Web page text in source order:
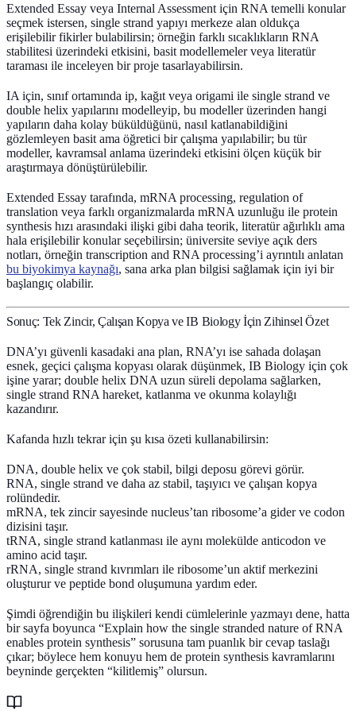
Extended Essay veya Internal Assessment için RNA temelli konular
seçmek istersen, single strand yapıyı merkeze alan oldukça
erişilebilir fikirler bulabilirsin; örneğin farklı sıcaklıkların RNA
stabilitesi üzerindeki etkisini, basit modellemeler veya literatür
taraması ile inceleyen bir proje tasarlayabilirsin.
IA için, sınıf ortamında ip, kağıt veya origami ile single strand ve
double helix yapılarını modelleyip, bu modeller üzerinden hangi
yapıların daha kolay büküldüğünü, nasıl katlanabildiğini
gözlemleyen basit ama öğretici bir çalışma yapılabilir; bu tür
modeller, kavramsal anlama üzerindeki etkisini ölçen küçük bir
araştırmaya dönüştürülebilir.
Extended Essay tarafında, mRNA processing, regulation of
translation veya farklı organizmalarda mRNA uzunluğu ile protein
synthesis hızı arasındaki ilişki gibi daha teorik, literatür ağırlıklı ama
hala erişilebilir konular seçebilirsin; üniversite seviye açık ders
notları, örneğin transcription and RNA processing’i ayrıntılı anlatan
bu biyokimya kaynağı, sana arka plan bilgisi sağlamak için iyi bir
başlangıç olabilir.
Sonuç: Tek Zincir, Çalışan Kopya ve IB Biology İçin Zihinsel Özet
DNA’yı güvenli kasadaki ana plan, RNA’yı ise sahada dolaşan
esnek, geçici çalışma kopyası olarak düşünmek, IB Biology için çok
işine yarar; double helix DNA uzun süreli depolama sağlarken,
single strand RNA hareket, katlanma ve okunma kolaylığı
kazandırır.
Kafanda hızlı tekrar için şu kısa özeti kullanabilirsin:
DNA, double helix ve çok stabil, bilgi deposu görevi görür.
RNA, single strand ve daha az stabil, taşıyıcı ve çalışan kopya
rolündedir.
mRNA, tek zincir sayesinde nucleus’tan ribosome’a gider ve codon
dizisini taşır.
tRNA, single strand katlanması ile aynı molekülde anticodon ve
amino acid taşır.
rRNA, single strand kıvrımları ile ribosome’un aktif merkezini
oluşturur ve peptide bond oluşumuna yardım eder.
Şimdi öğrendiğin bu ilişkileri kendi cümlelerinle yazmayı dene, hatta
bir sayfa boyunca “Explain how the single stranded nature of RNA
enables protein synthesis” sorusuna tam puanlık bir cevap taslağı
çıkar; böylece hem konuyu hem de protein synthesis kavramlarını
beyninde gerçekten “kilitlemiş” olursun.